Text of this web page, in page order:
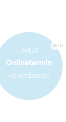
NEU
Jetzt
Onlinetermin
vereinbaren